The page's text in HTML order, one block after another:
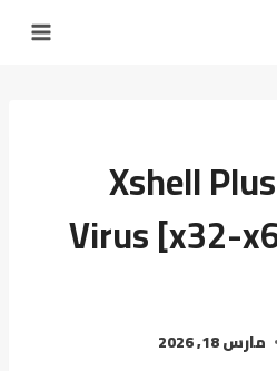
Xshell
Virus [x32-
مارس 18, 2026